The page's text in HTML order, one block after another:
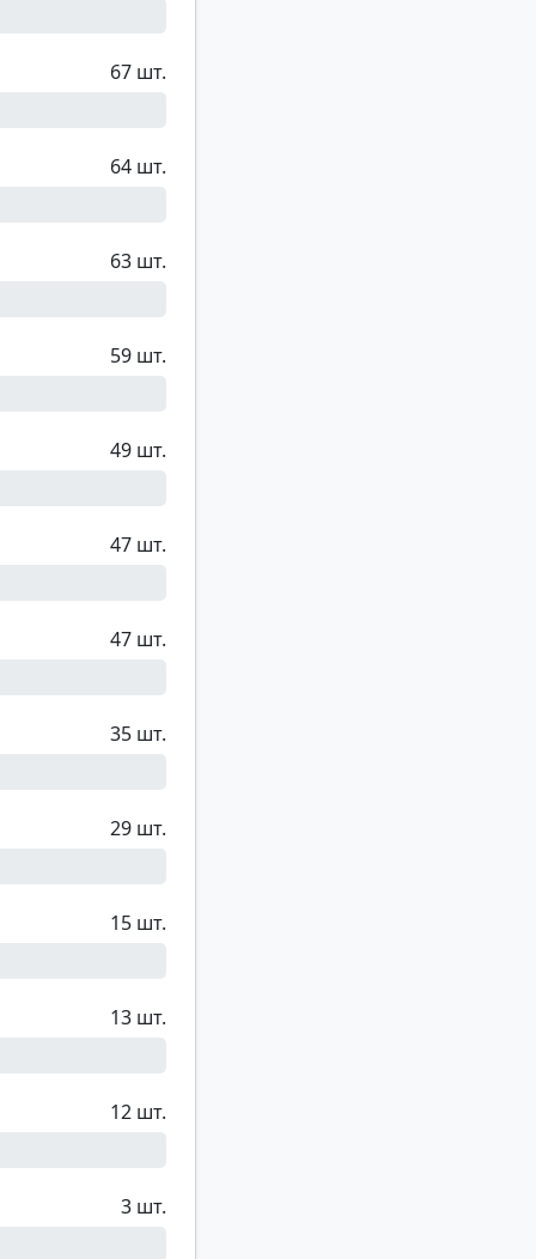
67 шт.
64 шт.
63 шт.
59 шт.
49 шт.
47 шт.
47 шт.
35 шт.
29 шт.
15 шт.
13 шт.
12 шт.
3 шт.